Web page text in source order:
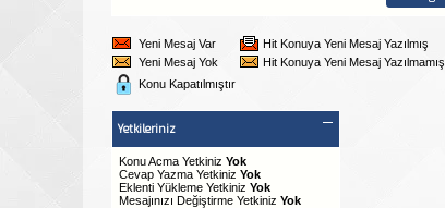
Yeni Mesaj Var
Hit Konuya Yeni Mesaj Yazılmış
Yeni Mesaj Yok
Hit Konuya Yeni Mesaj Yazılmamış
Konu Kapatılmıştır
Yetkileriniz
Konu Acma Yetkiniz Yok
Cevap Yazma Yetkiniz Yok
Eklenti Yükleme Yetkiniz Yok
Mesajınızı Değiştirme Yetkiniz Yok